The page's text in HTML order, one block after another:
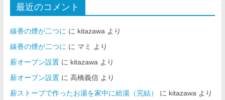
最近のコメント
線香の煙が二つに に kitazawa より
線香の煙が二つに に マミ
より
薪オーブン設置に kitazawa より
薪オーブン設置に 高橋義信より
薪ストーブで作ったお湯を家中に給湯（完結）
に kitazawa より